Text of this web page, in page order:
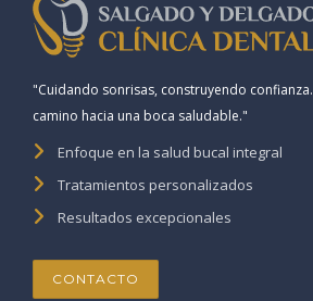
"Cuidando sonrisas, construyendo confianza.
camino hacia una boca saludable."
Enfoque en la salud bucal integral
Tratamientos personalizados
Resultados excepcionales
CONTACTO